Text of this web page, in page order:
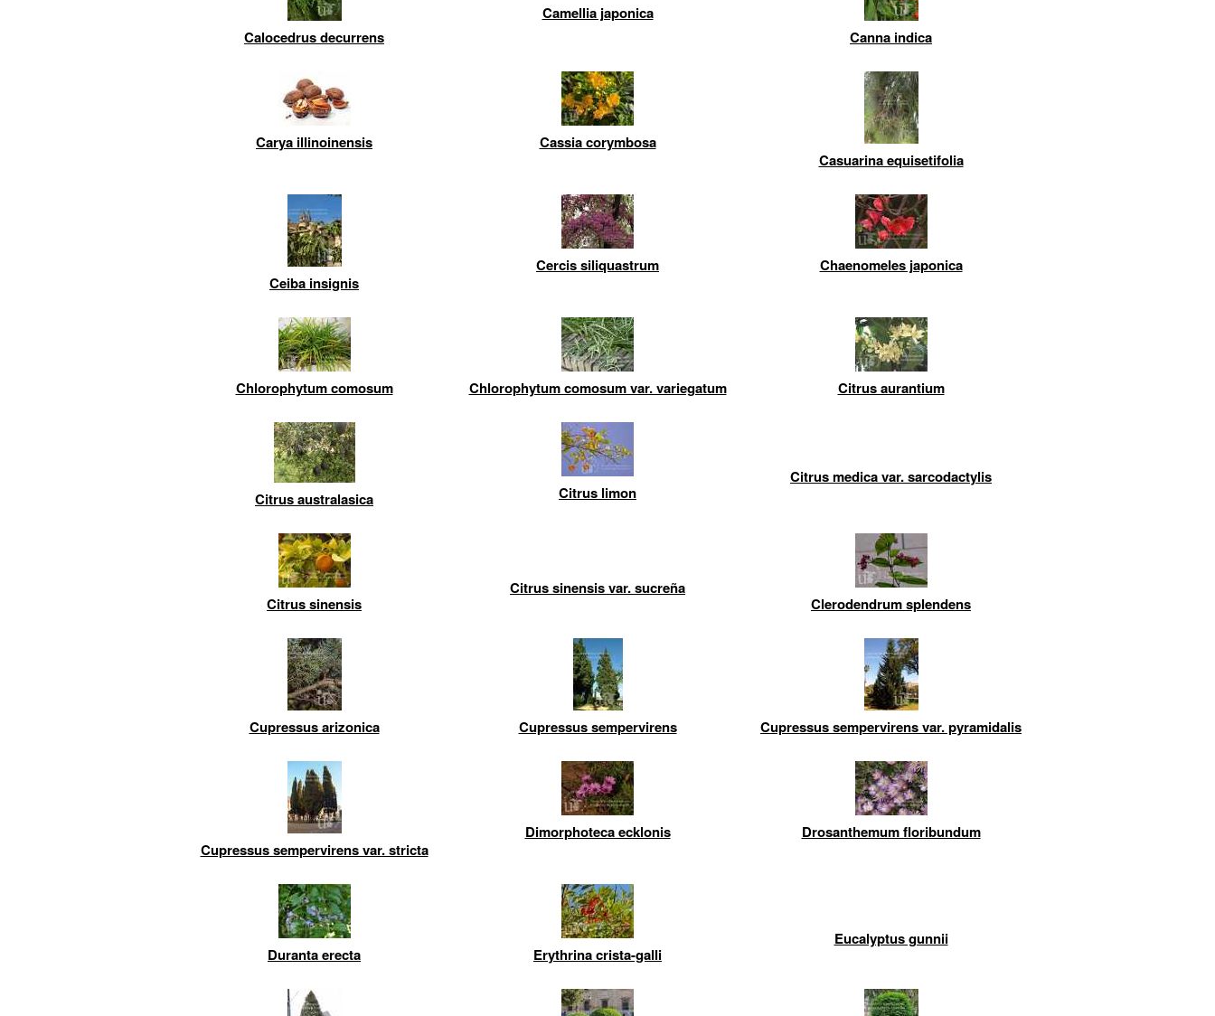
Calocedrus decurrens
Camellia japonica
Canna indica
Carya illinoinensis
Cassia corymbosa
Casuarina equisetifolia
Ceiba insignis
Cercis siliquastrum Chaenomeles japonica
Chlorophytum comosum Chlorophytum comosum var. variegatum Citrus aurantium
Citrus australasica Citrus limon
Citrus medica var. sarcodactylis
Citrus sinensis
Citrus sinensis var. sucreña
Clerodendrum splendens
Cupressus arizonica Cupressus sempervirens Cupressus sempervirens var. pyramidalis
Cupressus sempervirens var. stricta
Dimorphoteca ecklonis Drosanthemum floribundum
Duranta erecta Erythrina crista-galli
Eucalyptus gunnii